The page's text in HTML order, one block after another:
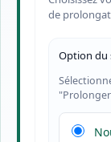
de
Option du